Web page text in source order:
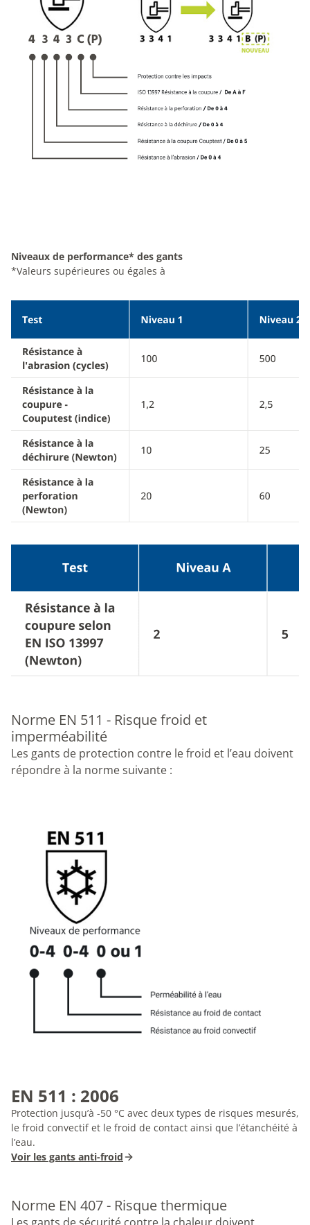
Niveaux de performance* des gants
*Valeurs supérieures ou égales à
Norme EN 511 - Risque froid et
imperméabilité
Les gants de protection contre le froid et l’eau doivent
répondre à la norme suivante :
EN 511 : 2006
Protection jusqu’à -50 °C avec deux types de risques mesurés,
le froid convectif et le froid de contact ainsi que l’étanchéité à
l’eau.
Voir les gants anti-froid
Norme EN 407 - Risque thermique